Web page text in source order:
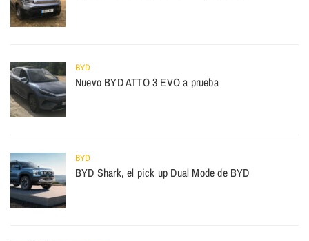
BYD
Nuevo BYD ATTO 3 EVO a prueba
BYD
BYD Shark, el pick up Dual Mode de BYD